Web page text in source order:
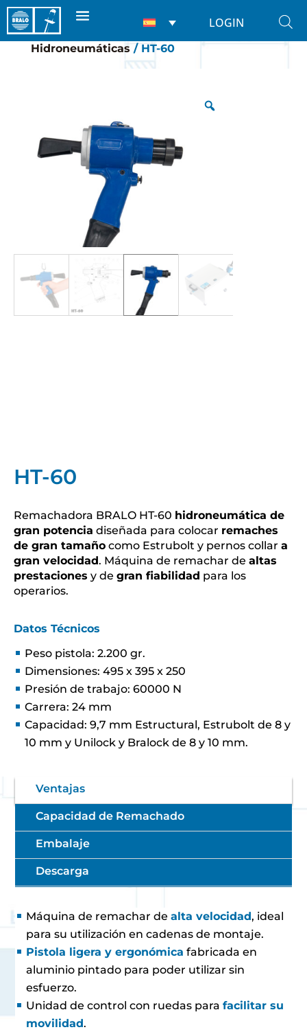
LOGIN
Inicio Remachadoras Para remaches
Hidroneumáticas / HT-60
HT-60
Remachadora BRALO HT-60 hidroneumática de
gran potencia diseñada para colocar remaches
de gran tamaño como Estrubolt y pernos collar a
gran velocidad. Máquina de remachar de altas
prestaciones y de gran fiabilidad para los
operarios.
Datos Técnicos
Peso pistola: 2.200 gr.
Dimensiones: 495 x 395 x 250
Presión de trabajo: 60000 N
Carrera: 24 mm
Capacidad: 9,7 mm Estructural, Estrubolt de 8 y
10 mm y Unilock y Bralock de 8 y 10 mm.
Ventajas
Capacidad de Remachado
Embalaje
Descarga
Máquina de remachar dealta velocidad, ideal
para su utilización en cadenas de montaje.
Pistola ligera y ergonómica fabricada en
aluminio pintado para poder utilizar sin
esfuerzo.
Unidad de control con ruedas parafacilitar su
movilidad.